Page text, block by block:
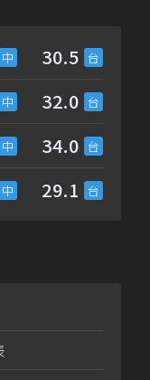
30.5
32.0
34.0
29.1